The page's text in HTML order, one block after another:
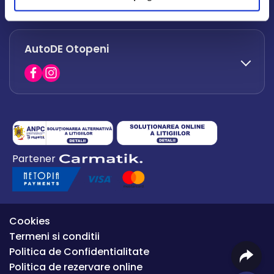
office.afumati@autode.ro
0730 063 852
0730 063 851
AutoDE Otopeni
0754 649 360
office.premium@autode.ro
Partener
Cookies
Termeni si conditii
Politica de Confidentialitate
Politica de rezervare online